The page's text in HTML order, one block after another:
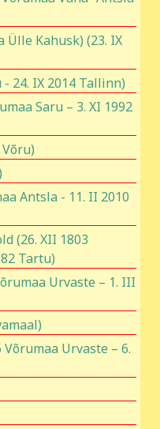
Kahusk) (23. IX
24. IX 2014 Tallinn)
Saru – 3. XI 1992
Antsla - 11. II 2010
(26. XII 1803
Tartu)
Urvaste – 1. III
Urvaste – 6.